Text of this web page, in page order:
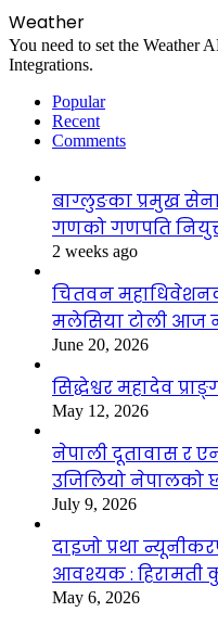
Weather
You need to set the Weather
Integrations.
Popular
Recent
Comments
बाग्लुङका प्रमुख
गणको गणपति
2 weeks ago
चितवन
मलेसिया टोली आज
June 20, 2026
सिद्धेश्वर महादेव
May 12, 2026
नेपाली दूतावास र
उजिलियो नेपालको
July 9, 2026
दाइजो प्रथा
आवश्यक : हिरामती
May 6, 2026